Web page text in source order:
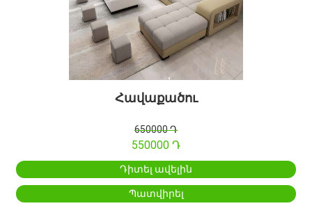
Հավաքածու
650000 Դ
550000 Դ
Դիտել ավելին
Պատվիրել